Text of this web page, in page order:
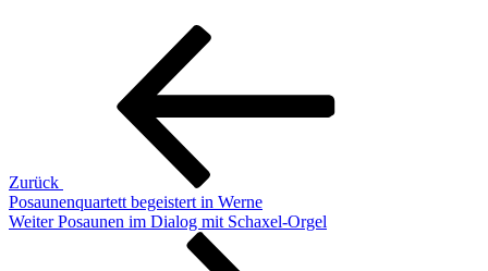
Beitragsnavigation
Zurück
Posaunenquartett begeistert in Werne
Nächster
Weiter Posaunen im Dialog mit Schaxel-Orgel